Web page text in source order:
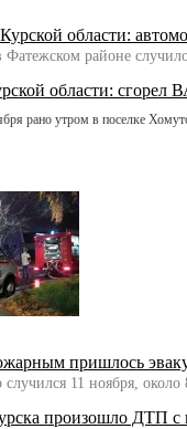
области:
Фатежском районе
области: сгорел
рано утром в поселке
пришлось
случился 11 ноября,
произошло ДТП с